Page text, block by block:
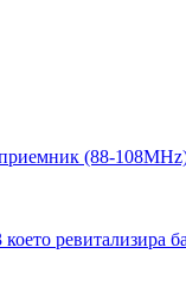
(88-
ревитализира